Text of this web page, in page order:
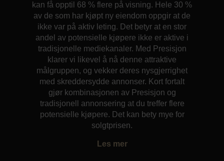
kan få opptil 68 % flere på visning. Hele 30 %
av de som har kjøpt ny eiendom oppgir at de
ikke var på aktiv leting. Det betyr at en stor
andel av potensielle kjøpere ikke er aktive i
tradisjonelle mediekanaler. Med Presisjon
klarer vi likevel å nå denne attraktive
målgruppen, og vekker deres nysgjerrighet
med skreddersydde annonser. Kort fortalt
gjør kombinasjonen av Presisjon og
tradisjonell annonsering at du treffer flere
potensielle kjøpere. Det kan bety mye for
solgtprisen.
Les mer